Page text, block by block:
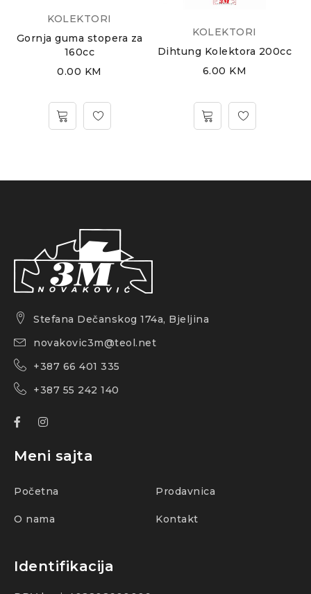
KOLEKTORI
Gornja guma stopera za
160cc
0.00 KM
KOLEKTORI
Dihtung Kolektora 200cc
6.00 KM
Stefana Dečanskog 174a, Bjeljina
novakovic3m@teol.net
+387 66 401 335
+387 55 242 140
Meni sajta
Početna Prodavnica
O nama Kontakt
Identifikacija